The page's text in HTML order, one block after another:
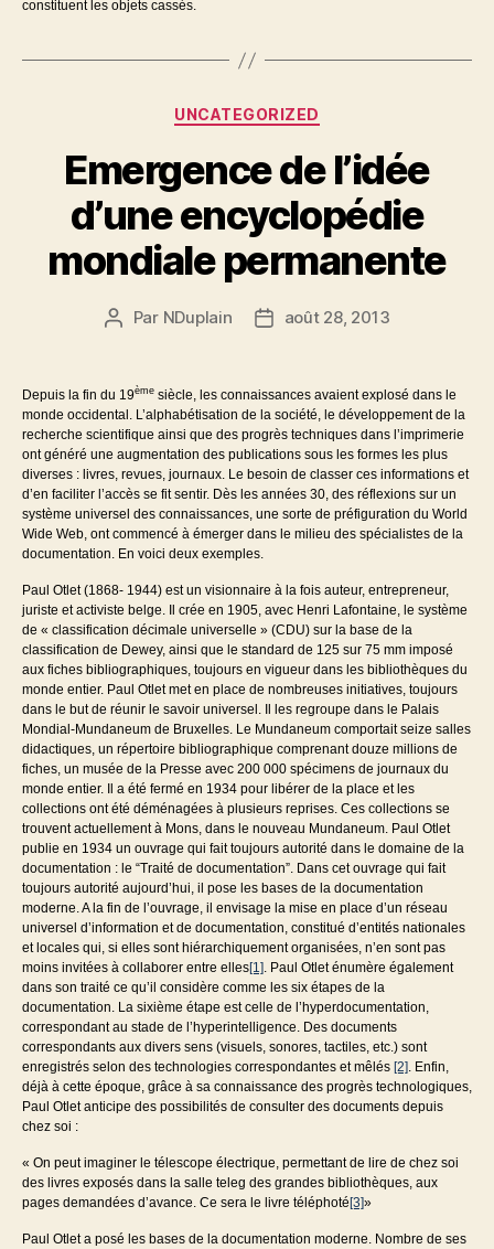
constituent les objets cassés.
Catégories
UNCATEGORIZED
Emergence de l’idée
d’une encyclopédie
mondiale permanente
Auteur
Par NDuplain
Dateaoût 28, 2013
Depuis la fin du 19ème siècle, les connaissances avaient explosé dans le
monde occidental. L’alphabétisation de la société, le développement de la
recherche scientifique ainsi que des progrès techniques dans l’imprimerie
ont généré une augmentation des publications sous les formes les plus
diverses : livres, revues, journaux. Le besoin de classer ces informations et
d’en faciliter l’accès se fit sentir. Dès les années 30, des réflexions sur un
système universel des connaissances, une sorte de préfiguration du World
Wide Web, ont commencé à émerger dans le milieu des spécialistes de la
documentation. En voici deux exemples.
Paul Otlet (1868- 1944) est un visionnaire à la fois auteur, entrepreneur,
juriste et activiste belge. Il crée en 1905, avec Henri Lafontaine, le système
de « classification décimale universelle » (CDU) sur la base de la
classification de Dewey, ainsi que le standard de 125 sur 75 mm imposé
aux fiches bibliographiques, toujours en vigueur dans les bibliothèques du
monde entier. Paul Otlet met en place de nombreuses initiatives, toujours
dans le but de réunir le savoir universel. Il les regroupe dans le Palais
Mondial-Mundaneum de Bruxelles. Le Mundaneum comportait seize salles
didactiques, un répertoire bibliographique comprenant douze millions de
fiches, un musée de la Presse avec 200 000 spécimens de journaux du
monde entier. Il a été fermé en 1934 pour libérer de la place et les
collections ont été déménagées à plusieurs reprises. Ces collections se
trouvent actuellement à Mons, dans le nouveau Mundaneum. Paul Otlet
publie en 1934 un ouvrage qui fait toujours autorité dans le domaine de la
documentation : le “Traité de documentation”. Dans cet ouvrage qui fait
toujours autorité aujourd’hui, il pose les bases de la documentation
moderne. A la fin de l’ouvrage, il envisage la mise en place d’un réseau
universel d’information et de documentation, constitué d’entités nationales
et locales qui, si elles sont hiérarchiquement organisées, n’en sont pas
moins invitées à collaborer entre elles[1] . Paul Otlet énumère également
dans son traité ce qu’il considère comme les six étapes de la
documentation. La sixième étape est celle de l’hyperdocumentation,
correspondant au stade de l’hyperintelligence. Des documents
correspondants aux divers sens (visuels, sonores, tactiles, etc.) sont
enregistrés selon des technologies correspondantes et mêlés [2] . Enfin,
déjà à cette époque, grâce à sa connaissance des progrès technologiques,
Paul Otlet anticipe des possibilités de consulter des documents depuis
chez soi :
« On peut imaginer le télescope électrique, permettant de lire de chez soi
des livres exposés dans la salle teleg des grandes bibliothèques, aux
pages demandées d’avance. Ce sera le livre téléphoté[3]»
Paul Otlet a posé les bases de la documentation moderne. Nombre de ses